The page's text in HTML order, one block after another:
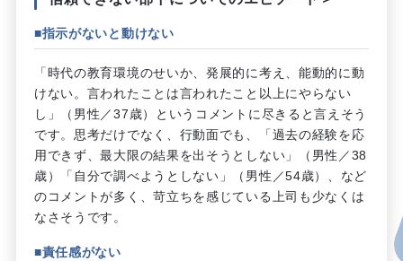
■指示がないと動けない
「時代の教育環境のせいか、発展的に考え、能動的に動
けない。言われたことは言われたこと以上にやらない
し」（男性／37歳）というコメントに尽きると言えそう
です。思考だけでなく、行動面でも、「過去の経験を応
用できず、最大限の結果を出そうとしない」（男性／38
歳）「自分で調べようとしない」（男性／54歳）、など
のコメントが多く、苛立ちを感じている上司も少なくは
なさそうです。
■責任感がない